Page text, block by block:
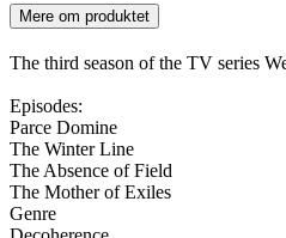
Mere om produktet
The third season of the TV series
Episodes:
Parce Domine
The Winter Line
The Absence of Field
The Mother of Exiles
Genre